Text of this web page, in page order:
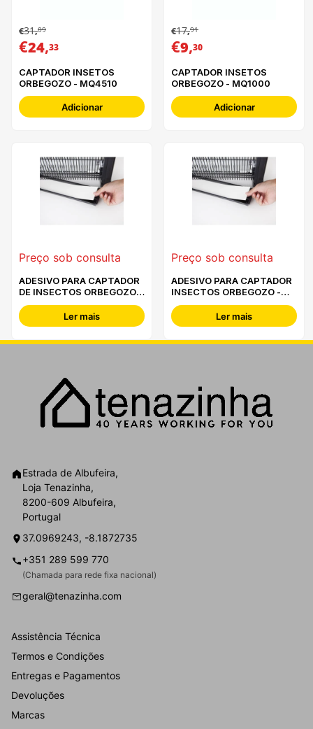
€31,09
€24,33
CAPTADOR INSETOS
ORBEGOZO - MQ4510
Adicionar
€17,91
€9,30
CAPTADOR INSETOS
ORBEGOZO - MQ1000
Adicionar
Preço sob consulta
ADESIVO PARA CAPTADOR
DE INSECTOS ORBEGOZO -
PAD 5030
Ler mais
Preço sob consulta
ADESIVO PARA CAPTADOR
INSECTOS ORBEGOZO -
PAD 5016
Ler mais
Estrada de Albufeira,
Loja Tenazinha,
8200-609 Albufeira,
Portugal
37.0969243, -8.1872735
+351 289 599 770
(Chamada para rede fixa nacional)
geral@tenazinha.com
Assistência Técnica
Termos e Condições
Entregas e Pagamentos
Devoluções
Marcas